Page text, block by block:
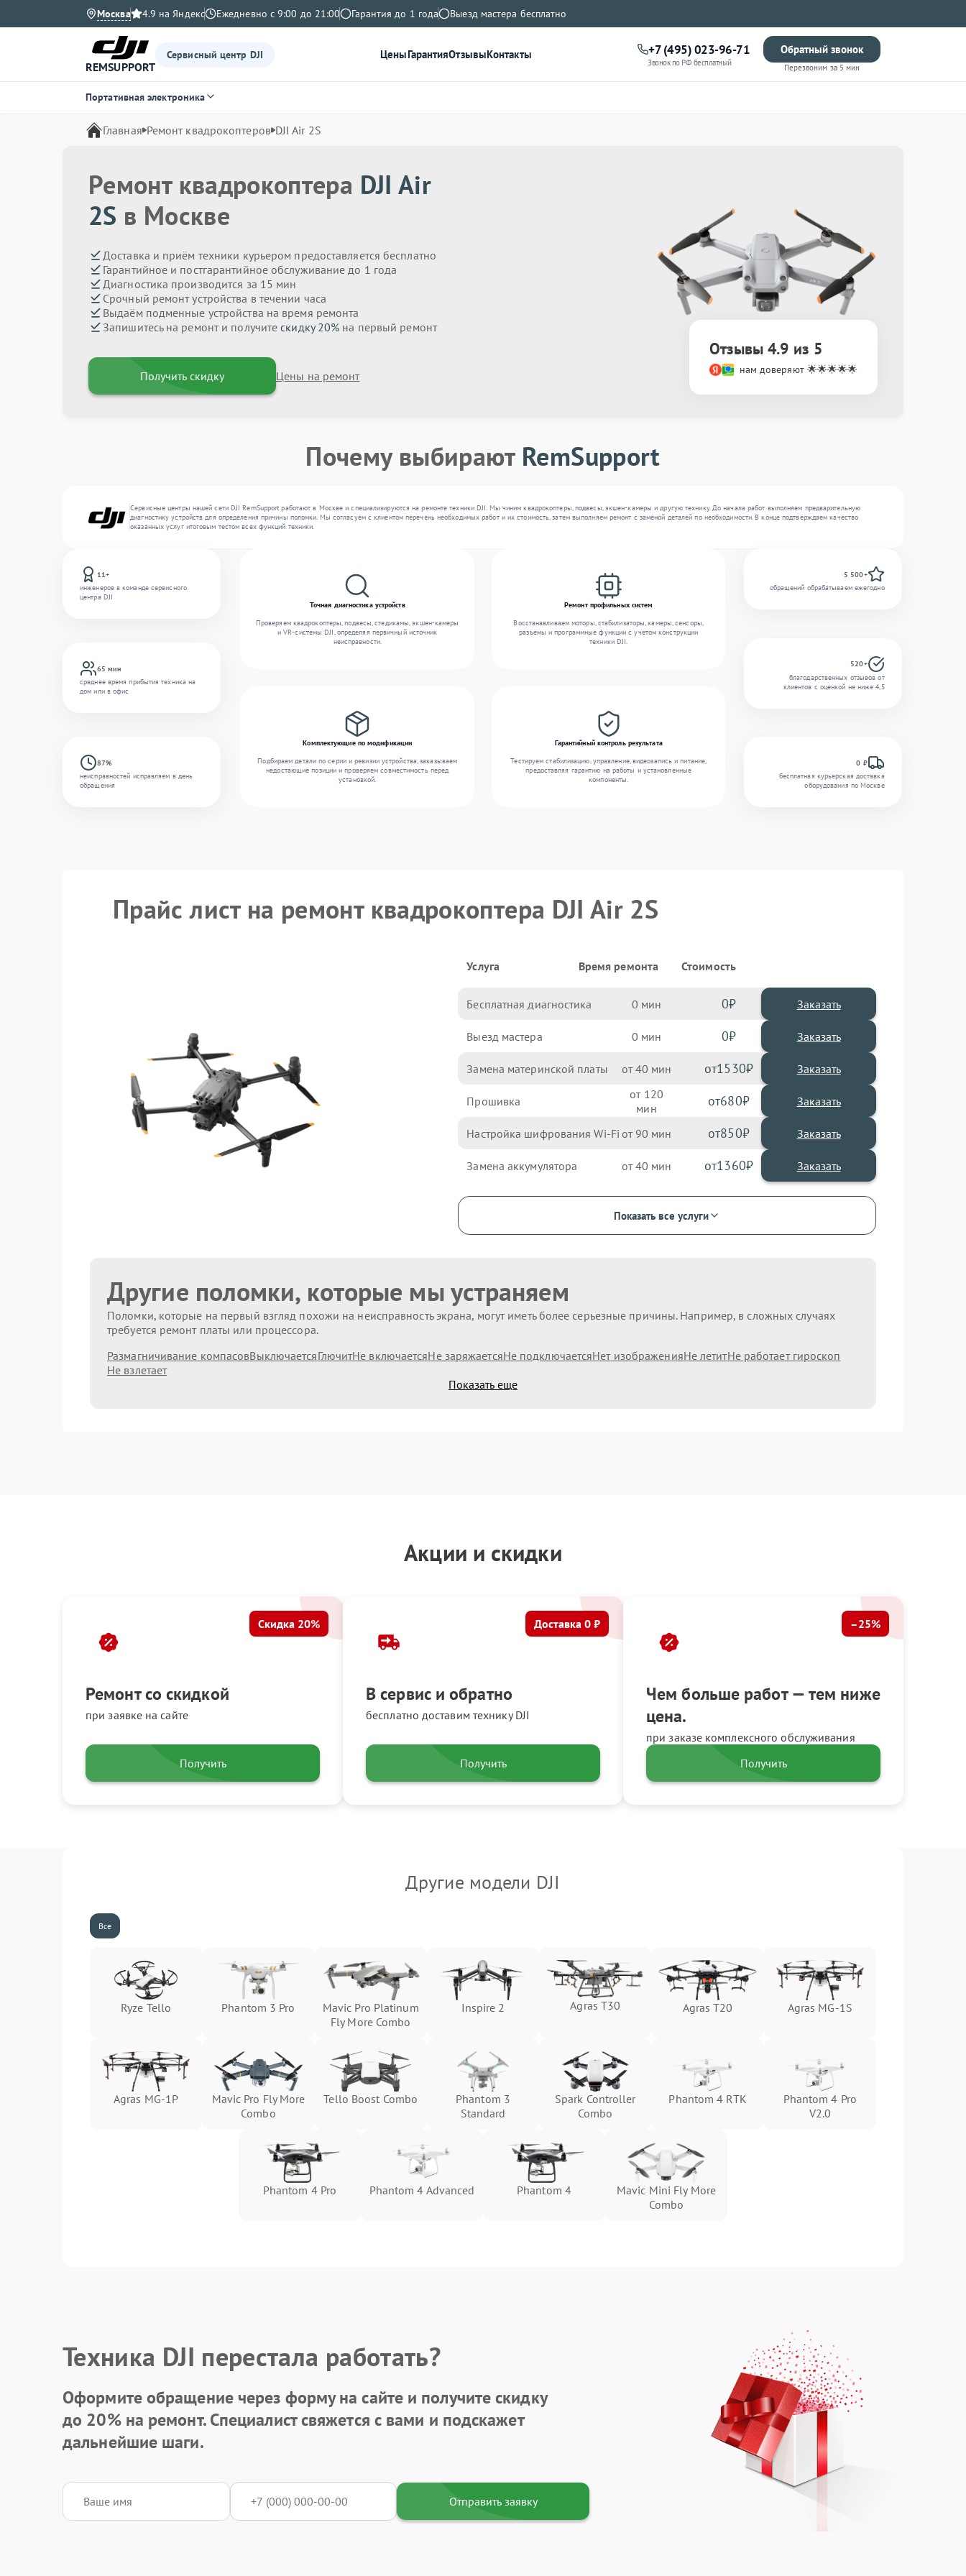
Москва 4.9 на Яндекс Ежедневно с 9:00 до 21:00 Гарантия до 1 года Выезд мастера бесплатно
REMSUPPORT
Сервисный центр DJI ЦеныГарантияОтзывыКонтакты +7 (495) 023-96-71
Звонок по РФ бесплатный
Обратный звонок
Перезвоним за 5 мин
Портативная электроника
Главная Ремонт квадрокоптеров DJI Air 2S
Ремонт квадрокоптера DJI Air
2S в Москве
Доставка и приём техники курьером предоставляется бесплатно
Гарантийное и постгарантийное обслуживание до 1 года
Диагностика производится за 15 мин
Срочный ремонт устройства в течении часа
Выдаём подменные устройства на время ремонта
Запишитесь на ремонт и получитескидку 20% на первый ремонт
Получить скидку Цены на ремонт
Отзывы 4.9 из 5
нам доверяют 🌟🌟🌟🌟🌟
Почему выбирают RemSupport
Сервисные центры нашей сети DJI RemSupport работают в Москве и специализируются на ремонте техники DJI. Мы чиним квадрокоптеры, подвесы, экшен-камеры и другую технику. До начала работ выполняем предварительную
диагностику устройств для определения причины поломки. Мы согласуем с клиентом перечень необходимых работ и их стоимость, затем выполняем ремонт с заменой деталей по необходимости. В конце подтверждаем качество
оказанных услуг итоговым тестом всех функций техники.
11+
инженеров в команде сервисного
центра DJI
65 мин
среднее время прибытия техника на
дом или в офис
87%
неисправностей исправляем в день
обращения
Точная диагностика устройств
Проверяем квадрокоптеры, подвесы, стедикамы, экшен-камеры
и VR-системы DJI, определяя первичный источник
неисправности.
Ремонт профильных систем
Восстанавливаем моторы, стабилизаторы, камеры, сенсоры,
разъемы и программные функции с учетом конструкции
техники DJI.
Комплектующие по модификации
Подбираем детали по серии и ревизии устройства, заказываем
недостающие позиции и проверяем совместимость перед
установкой.
Гарантийный контроль результата
Тестируем стабилизацию, управление, видеозапись и питание,
предоставляя гарантию на работы и установленные
компоненты.
5 500+
обращений обрабатываем ежегодно
520+
благодарственных отзывов от
клиентов с оценкой не ниже 4,5
0 ₽
бесплатная курьерская доставка
оборудования по Москве
Прайс лист на ремонт квадрокоптера DJI Air 2S
Услуга Время ремонта Стоимость
Бесплатная диагностика 0 0 Заказать
Выезд мастера 0 0 Заказать
Замена материнской платы 40 1530
Прошивка 120 680
Настройка шифрования Wi-Fi 90 850
Замена аккумулятора 40 1360
Показать все услуги
Другие поломки, которые мы устраняем
Поломки, которые на первый взгляд похожи на неисправность экрана, могут иметь более серьезные причины. Например, в сложных случаях
требуется ремонт платы или процессора.
Размагничивание компасовВыключаетсяГлючитНе включаетсяНе заряжаетсяНе подключаетсяНет изображенияНе летитНе работает гироскоп
Не взлетает
Показать еще
Акции и скидки
Ремонт со скидкой
при заявке на сайте
Скидка 20%
Получить
В сервис и обратно
бесплатно доставим технику DJI
Доставка 0 ₽
Получить
Чем больше работ — тем ниже
цена.
при заказе комплексного обслуживания
–25%
Получить
Другие модели DJI
Все
Ryze Tello Phantom 3 Pro
Mavic Pro Platinum
Fly More Combo
Inspire 2 Agras T30 Agras T20 Agras MG-1S
Agras MG-1P
Mavic Pro Fly More
Combo
Tello Boost Combo
Phantom 3
Standard
Spark Controller
Combo
Phantom 4 RTK
Phantom 4 Pro
V2.0
Phantom 4 Pro Phantom 4 Advanced Phantom 4
Mavic Mini Fly More
Combo
Техника DJI перестала работать?
Оформите обращение через форму на сайте и получитескидку
до 20%на ремонт. Специалист свяжется с вами и подскажет
дальнейшие шаги.
Отправить заявку